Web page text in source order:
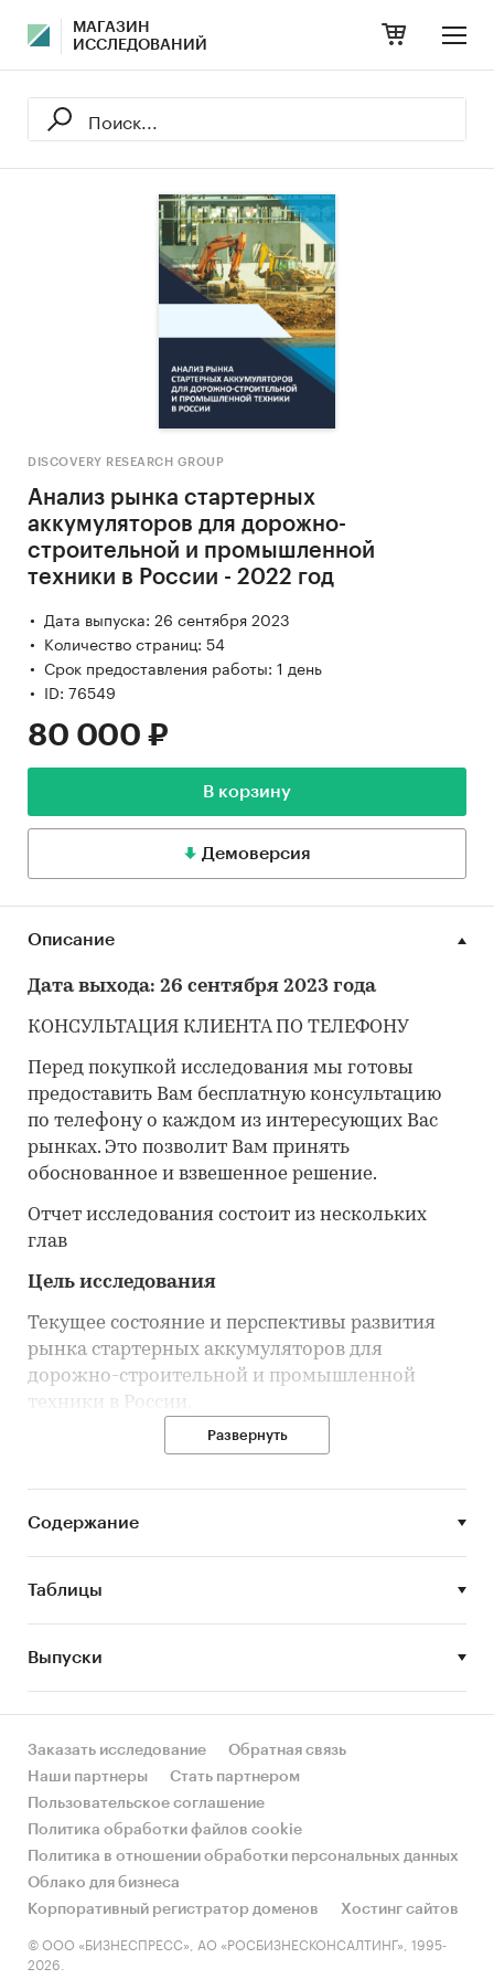
МАГАЗИН
ИССЛЕДОВАНИЙ
DISCOVERY RESEARCH GROUP
Анализ рынка стартерных
аккумуляторов для дорожно-
строительной и промышленной
техники в России - 2022 год
Дата выпуска: 26 сентября 2023
Количество страниц: 54
Срок предоставления работы: 1 день
ID: 76549
80 000 ₽
В корзину
Демоверсия
Описание
Дата выхода: 26 сентября 2023 года
КОНСУЛЬТАЦИЯ КЛИЕНТА ПО ТЕЛЕФОНУ
Перед покупкой исследования мы готовы
предоставить Вам бесплатную консультацию
по телефону о каждом из интересующих Вас
рынках. Это позволит Вам принять
обоснованное и взвешенное решение.
Отчет исследования состоит из нескольких
глав
Цель исследования
Текущее состояние и перспективы развития
рынка стартерных аккумуляторов для
дорожно-строительной и промышленной
техники в России.
Задачи исследования
Объем, темпы роста и динамика развития
дорожно-строительной и промышленной
Объем и темпы роста производства
стартерных аккумуляторов для дорожно-
строительной и промышленной техники в
Объем импорта в Россию и экспорта из
России стартерных аккумуляторов для
дорожно-строительной и промышленной
техники.
Рыночные доли производителей на рынке
стартерных аккумуляторов для дорожно-
строительной и промышленной техники в
России.
Конкурентная ситуация на рынке
Развернуть
Содержание
Таблицы
Выпуски
Заказать исследование
Обратная связь
Наши партнеры
Стать партнером
Пользовательское соглашение
Политика обработки файлов cookie
Политика в отношении обработки персональных данных
Облако для бизнеса
Корпоративный регистратор доменов
Хостинг сайтов
© ООО «БИЗНЕСПРЕСС», АО «РОСБИЗНЕСКОНСАЛТИНГ», 1995-
2026.